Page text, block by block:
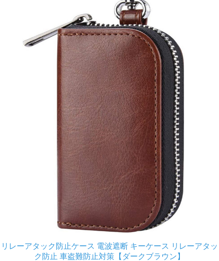
リレーアタック防止ケース 電波遮断 キーケース リレーアタッ
ク防止 車盗難防止対策【ダークブラウン】